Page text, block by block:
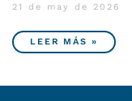
21 de may de 2026
LEER MÁS »